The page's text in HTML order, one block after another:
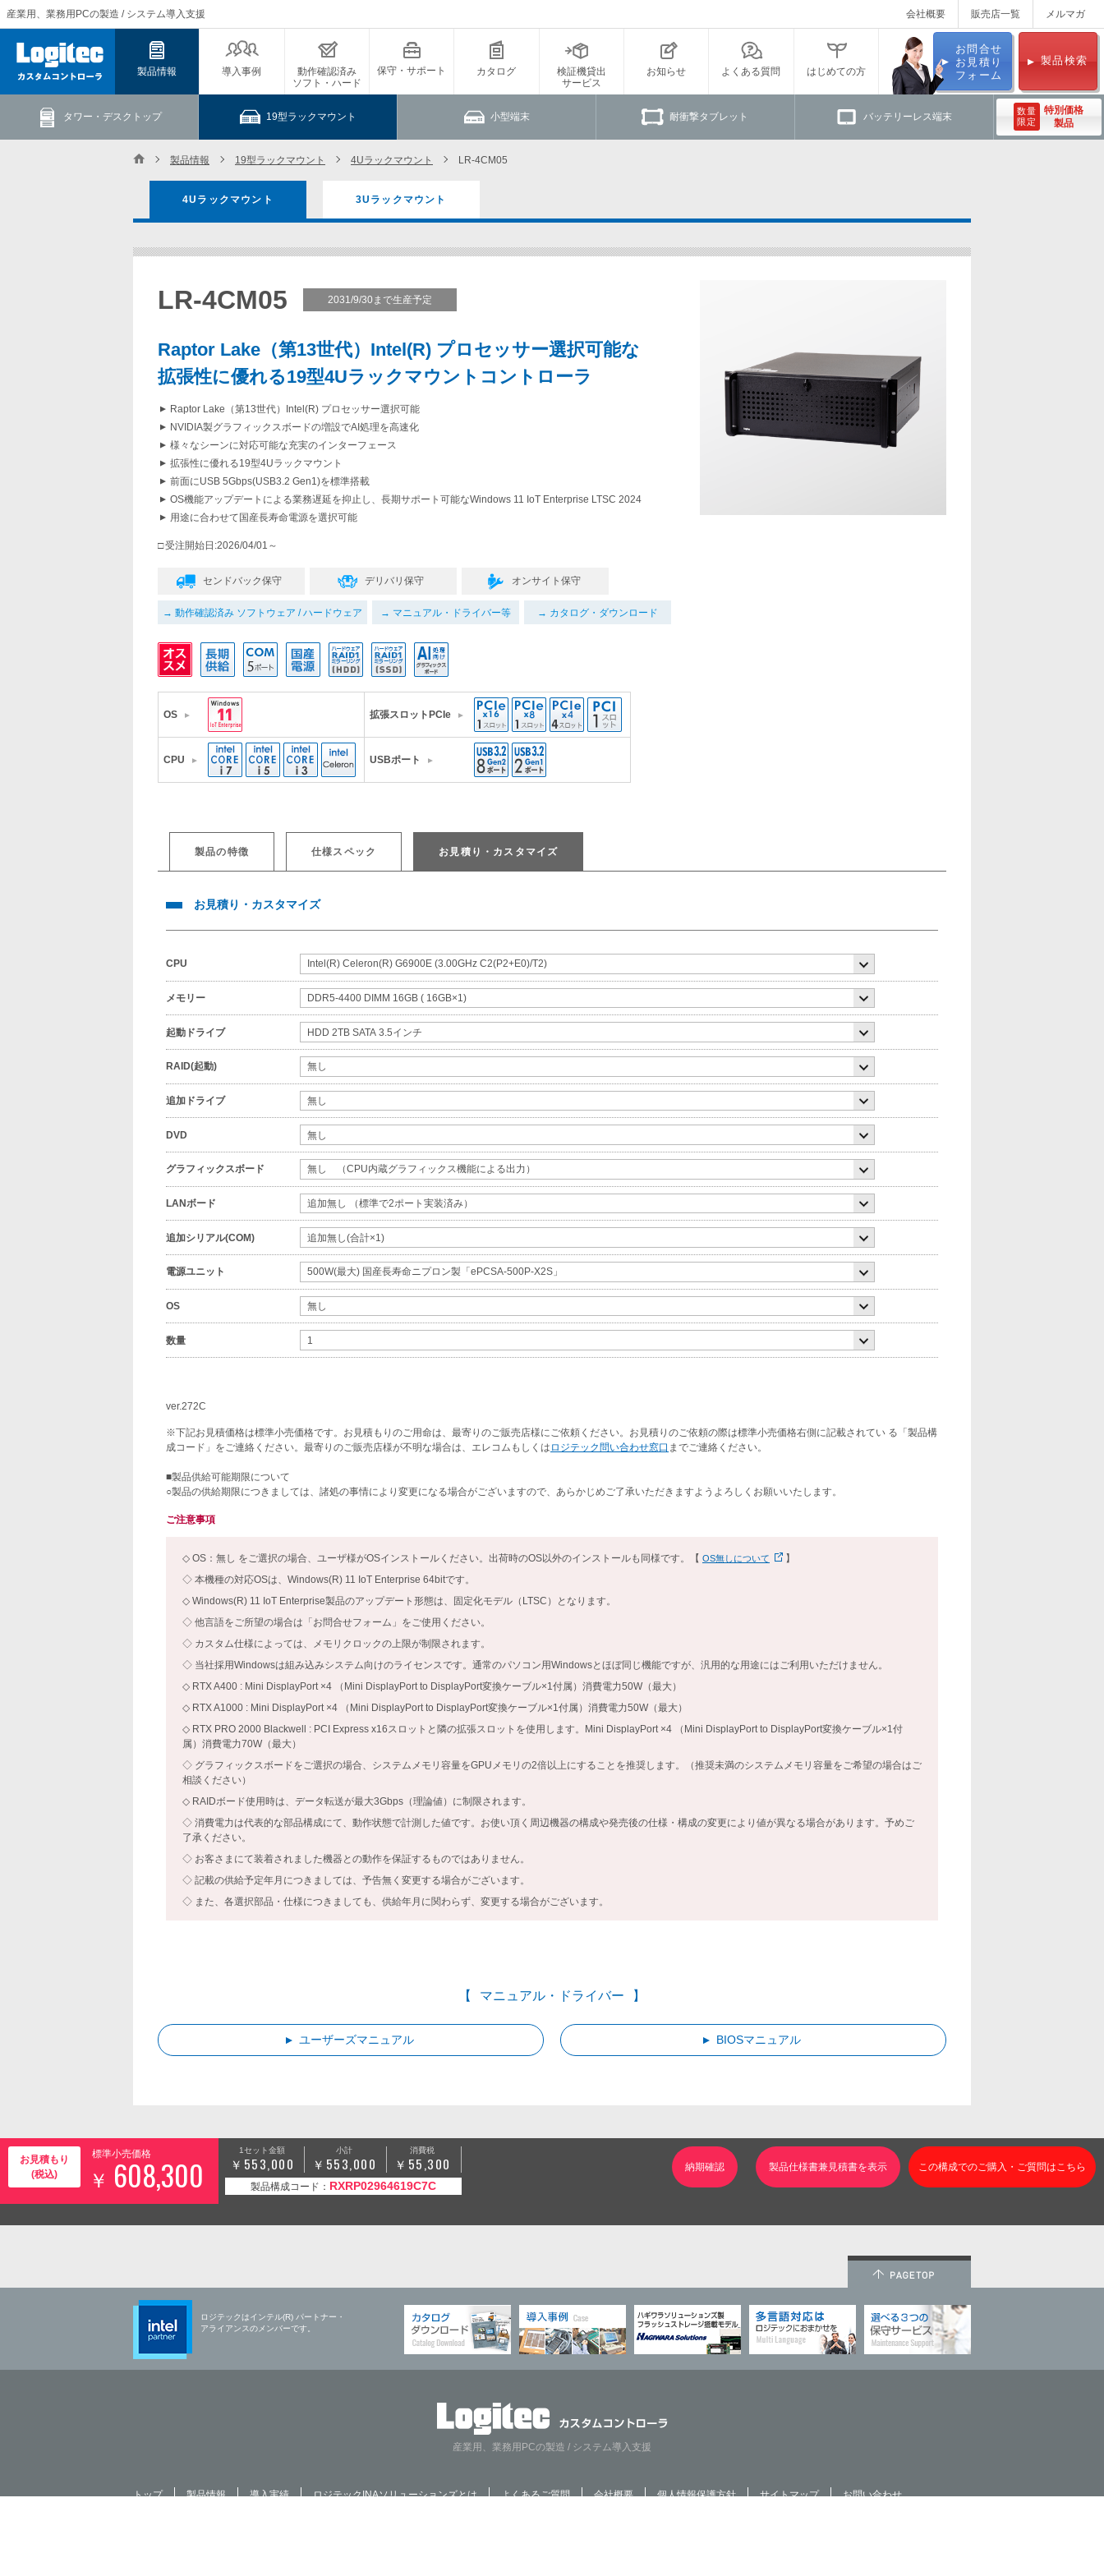
産業用、業務用PCの製造 / システム導入支援 会社概要 販売店一覧 メルマガ
製品情報 導入事例
動作確認済み
ソフト・ハード
保守・サポート カタログ
検証機貸出
サービス
お知らせ よくある質問 はじめての方
お問合せ
お見積り
フォーム
製品検索
タワー・デスクトップ 19型ラックマウント 小型端末 耐衝撃タブレット バッテリーレス端末
数量
限定
特別価格
製品
製品情報 19型ラックマウント 4Uラックマウント LR-4CM05
4Uラックマウント 3Uラックマウント
LR-4CM05 2031/9/30まで生産予定
Raptor Lake（第13世代）Intel(R) プロセッサー選択可能な
拡張性に優れる19型4Uラックマウントコントローラ
Raptor Lake（第13世代）Intel(R) プロセッサー選択可能
NVIDIA製グラフィックスボードの増設でAI処理を高速化
様々なシーンに対応可能な充実のインターフェース
拡張性に優れる19型4Uラックマウント
前面にUSB 5Gbps(USB3.2 Gen1)を標準搭載
OS機能アップデートによる業務遅延を抑止し、長期サポート可能なWindows 11 IoT Enterprise LTSC 2024
用途に合わせて国産長寿命電源を選択可能
受注開始日:2026/04/01～
センドバック保守 デリバリ保守 オンサイト保守
動作確認済み ソフトウェア / ハードウェア マニュアル・ドライバー等 カタログ・ダウンロード
OS 拡張スロットPCIe
CPU USBポート
製品の特徴 仕様スペック お見積り・カスタマイズ
お見積り・カスタマイズ
CPU
メモリー
起動ドライブ
RAID(起動)
追加ドライブ
DVD
グラフィックスボード
LANボード
追加シリアル(COM)
電源ユニット
OS
数量
ver.272C
※下記お見積価格は標準小売価格です。お見積もりのご用命は、最寄りのご販売店様にご依頼ください。お見積りのご依頼の際は標準小売価格右側に記載されてい る「製品構
成コード」をご連絡ください。最寄りのご販売店様が不明な場合は、エレコムもしくは ロジテック問い合わせ窓口 までご連絡ください。
■製品供給可能期限について
○製品の供給期限につきましては、諸処の事情により変更になる場合がございますので、あらかじめご了承いただきますようよろしくお願いいたします。
ご注意事項
OS：無し をご選択の場合、ユーザ様がOSインストールください。出荷時のOS以外のインストールも同様です。【 OS無しについて
】
本機種の対応OSは、Windows(R) 11 IoT Enterprise 64bitです。
Windows(R) 11 IoT Enterprise製品のアップデート形態は、固定化モデル（LTSC）となります。
他言語をご所望の場合は「お問合せフォーム」をご使用ください。
カスタム仕様によっては、メモリクロックの上限が制限されます。
当社採用Windowsは組み込みシステム向けのライセンスです。通常のパソコン用Windowsとほぼ同じ機能ですが、汎用的な用途にはご利用いただけません。
RTX A400 : Mini DisplayPort ×4 （Mini DisplayPort to DisplayPort変換ケーブル×1付属）消費電力50W（最大）
RTX A1000 : Mini DisplayPort ×4 （Mini DisplayPort to DisplayPort変換ケーブル×1付属）消費電力50W（最大）
RTX PRO 2000 Blackwell : PCI Express x16スロットと隣の拡張スロットを使用します。Mini DisplayPort ×4 （Mini DisplayPort to DisplayPort変換ケーブル×1付
属）消費電力70W（最大）
グラフィックスボードをご選択の場合、システムメモリ容量をGPUメモリの2倍以上にすることを推奨します。（推奨未満のシステムメモリ容量をご希望の場合はご
相談ください）
RAIDボード使用時は、データ転送が最大3Gbps（理論値）に制限されます。
消費電力は代表的な部品構成にて、動作状態で計測した値です。お使い頂く周辺機器の構成や発売後の仕様・構成の変更により値が異なる場合があります。予めご
了承ください。
お客さまにて装着されました機器との動作を保証するものではありません。
記載の供給予定年月につきましては、予告無く変更する場合がございます。
また、各選択部品・仕様につきましても、供給年月に関わらず、変更する場合がございます。
マニュアル・ドライバー
ユーザーズマニュアル BIOSマニュアル
お見積もり
(税込)
標準小売価格
608,300
1セット金額
553,000
小計
553,000
消費税
55,300
製品構成コード： RXRP02964619C7C
この構成でのご購入・ご質問はこちら
ロジテックはインテル(R) パートナー・
アライアンスのメンバーです。
産業用、業務用PCの製造 / システム導入支援
トップ 製品情報 導入実績 ロジテックINAソリューションズとは よくあるご質問 会社概要 個人情報保護方針 サイトマップ お問い合わせ